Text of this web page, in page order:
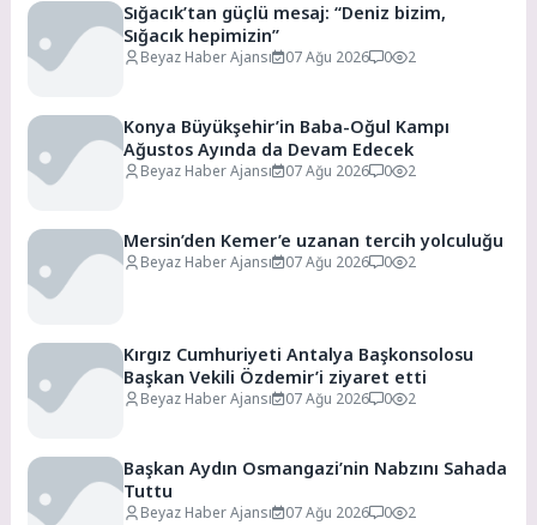
Sığacık’tan güçlü mesaj: “Deniz bizim,
Sığacık hepimizin”
Beyaz Haber Ajansı 07 Ağu 2026 0 2
Konya Büyükşehir’in Baba-Oğul Kampı
Ağustos Ayında da Devam Edecek
Beyaz Haber Ajansı 07 Ağu 2026 0 2
Mersin’den Kemer’e uzanan tercih yolculuğu
Beyaz Haber Ajansı 07 Ağu 2026 0 2
Kırgız Cumhuriyeti Antalya Başkonsolosu
Başkan Vekili Özdemir’i ziyaret etti
Beyaz Haber Ajansı 07 Ağu 2026 0 2
Başkan Aydın Osmangazi’nin Nabzını Sahada
Tuttu
Beyaz Haber Ajansı 07 Ağu 2026 0 2